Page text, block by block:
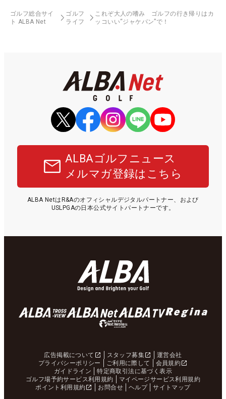
ゴルフ総合サイ
ト ALBA Net
ゴルフ
ライフ
これぞ大人の嗜み ゴルフの行き帰りはカ
ッコいい“ジャケパン”で！
ALBAゴルフニュース
メルマガ登録はこちら
ALBA NetはR&Aのオフィシャルデジタルパートナー、および
USLPGAの日本公式サイトパートナーです。
広告掲載について スタッフ募集
運営会社
プライバシーポリシー
ご利用に際して
会員規約
ガイドライン
特定商取引法に基づく表示
ゴルフ場予約サービス利用規約
マイページサービス利用規約
ポイント利用規約
お問合せ ヘルプ サイトマップ